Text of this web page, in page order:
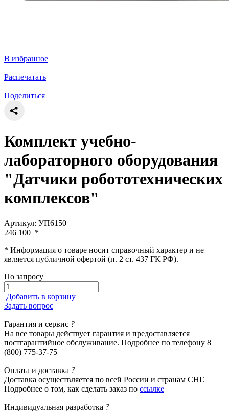
В избранное
Распечатать
Поделиться
Комплект учебно-
лабораторного оборудования
"Датчики робототехнических
комплексов"
Артикул: УП6150
246 100 *
* Информация о товаре носит справочный характер и не
является публичной офертой (п. 2 ст. 437 ГК РФ).
По запросу
Добавить в корзину
Задать вопрос
Гарантия и сервис ?
На все товары действует гарантия и предоставляется
постгарантийное обслуживание. Подробнее по телефону 8
(800) 775-37-75
Оплата и доставка ?
Доставка осуществляется по всей России и странам СНГ.
Подробнее о том, как сделать заказ по ссылке
Индивидуальная разработка ?